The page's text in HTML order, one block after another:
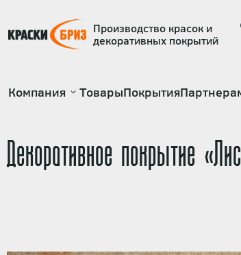
Производство красок и
декоративных покрытий
Основная
Компания ТоварыПокрытия
Декоративное покрытие